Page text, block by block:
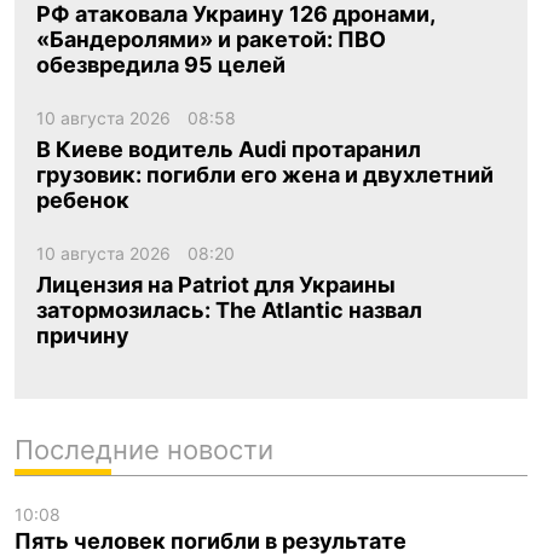
РФ атаковала Украину 126 дронами,
«Бандеролями» и ракетой: ПВО
обезвредила 95 целей
10 августа 2026 08:58
В Киеве водитель Audi протаранил
грузовик: погибли его жена и двухлетний
ребенок
10 августа 2026 08:20
Лицензия на Patriot для Украины
затормозилась: The Atlantic назвал
причину
Последние новости
10:08
Пять человек погибли в результате